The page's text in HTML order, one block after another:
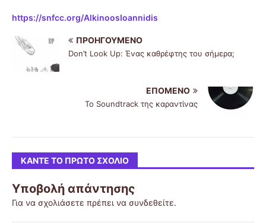
https://snfcc.org/AlkinoosIoannidis
ΠΡΟΗΓΟΎΜΕΝΟ
Don’t Look Up: Ένας καθρέφτης του σήμερα;
ΕΠΌΜΕΝΟ
To Soundtrack της καραντίνας
ΚΆΝΤΕ ΤΟ ΠΡΏΤΟ ΣΧΌΛΙΟ
Υποβολή απάντησης
Για να σχολιάσετε πρέπει να συνδεθείτε.